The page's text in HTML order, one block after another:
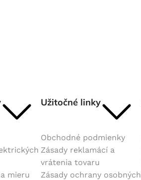
mieru
Užitočné linky
Obchodné podmienky
Zásady reklamácí a
vrátenia tovaru
Zásady ochrany osobných